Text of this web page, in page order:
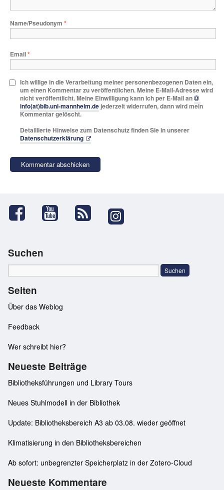
Name/Pseudonym *
Email*
Ich willige in die Verarbeitung meiner personenbezogenen Daten ein,
um einen Kommentar zu veröffentlichen. Meine E-Mail-Adresse wird
nicht veröffentlicht. Meine Einwilligung kann ich per E-Mail an
info(at)bib.uni-mannheim.de jederzeit widerrufen, dann wird mein
Kommentar gelöscht.
Detaillierte Hinweise zum Datenschutz finden Sie in unserer
Datenschutzerklärung
Suchen
Seiten
Über das Weblog
Feedback
Wer schreibt hier?
Neueste Beiträge
Bibliotheksführungen und Library Tours
Neues Stuhlmodell in der Bibliothek
Update: Bibliotheksbereich A3 ab 03.08. wieder geöffnet
Klimatisierung in den Bibliotheksbereichen
Ab sofort: unbegrenzter Speicherplatz in der Zotero-Cloud
Neueste Kommentare